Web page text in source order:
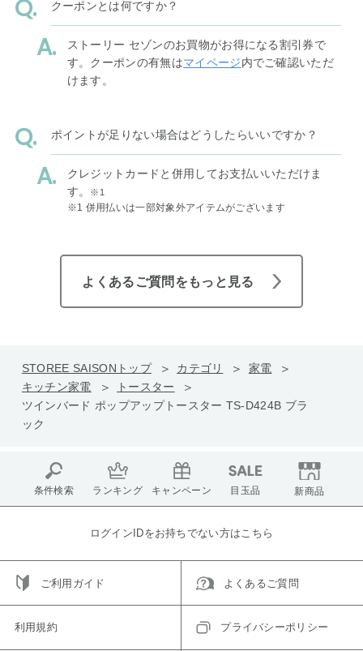
クーポンとは何ですか？
ストーリー セゾンのお買物がお得になる割引券で
す。クーポンの有無はマイページ内でご確認いただ
けます。
ポイントが足りない場合はどうしたらいいですか？
クレジットカードと併用してお支払いいただけま
す。
※1
※1 併用払いは一部対象外アイテムがございます
よくあるご質問をもっと見る
STOREE SAISONトップ カテゴリ
家電
キッチン家電
トースター
ツインバード ポップアップトースター TS-D424B ブラ
ック
条件検索 ランキング キャンペーン 目玉品 新商品
ログインIDをお持ちでない方はこちら
ご利用ガイド よくあるご質問
利用規約 プライバシーポリシー